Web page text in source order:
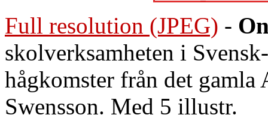
Full resolution (JPEG) -
skolverksamheten i
hågkomster från det
Swensson. Med 5 illustr.